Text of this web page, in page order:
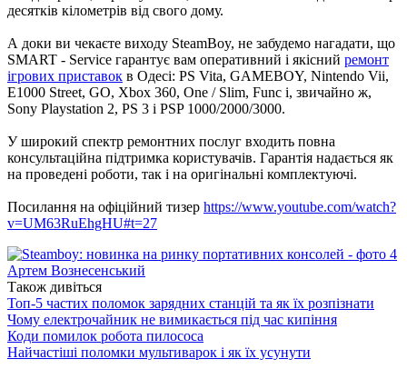
десятків кілометрів від свого дому.
А доки ви чекаєте виходу SteamBoy, не забудемо нагадати, що
SMART - Service гарантує вам оперативний і якісний ремонт
ігрових приставок в Одесі: PS Vita, GAMEBOY, Nintendo Vii,
E1000 Street, GO, Xbox 360, One / Slim, Func і, звичайно ж,
Sony Playstation 2, PS 3 і PSP 1000/2000/3000.
У широкий спектр ремонтних послуг входить повна
консультаційна підтримка користувачів. Гарантія надається як
на проведені роботи, так і на оригінальні комплектуючі.
Посилання на офіційний тизер https://www.youtube.com/watch?
v=UM63RuEhgHU#t=27
Артем Вознесенський
Також дивіться
Топ-5 частих поломок зарядних станцій та як їх розпізнати
Чому електрочайник не вимикається під час кипіння
Коди помилок робота пилососа
Найчастіші поломки мультиварок і як їх усунути